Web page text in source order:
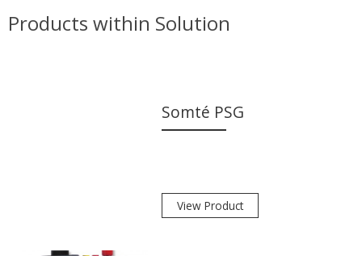
Products within Solution
Somté PSG
View Product